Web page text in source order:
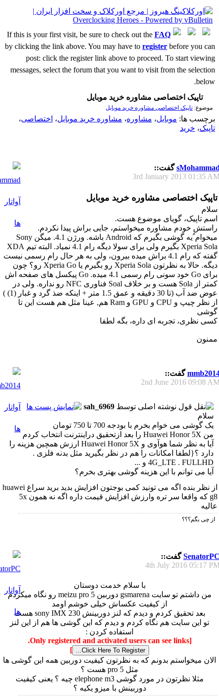
If this is your first visit, be sure to check out the FAQ
by clicking the link above. You may have to register before you can
post: click the register link above to proceed. To start viewing
messages, select the forum that you want to visit from the selection
below.
تاپیک اختصاصی مشاوره خرید موبایل
موضوع: تاپیک اختصاصی مشاوره خرید موبایل
برچسب ها: موبایل، مشاوره، مشاوره خرید موبایل، اختصاصی،
تاپیک، خرید
گفت::
3rd January 2013 01:35
تاپیک اختصاصی مشاوره خرید موبایل
سلام
اسم تاپیک، گویای موضوع هست.
راستش خودم مشاوره میخواستم، جایی براش پیدا نکردم.
میخوام ُیه گوشی بگیرم که Android باشه. ورژن 4.1. میگن Sony
Xperia Sola بگیرم ولی برای سولا دیگه رام 4.1 نمیاد. البته تیم XDA
گفته که رام 4.1 براش میده بیرون، ولی به هر حال رام رسمی نیست
دیگه. حالا به نظرتون Xperia Sola رو بگیرم یا Xperia Go رو؟ چون
برای Go خود سونی رام رسمی 4.1 میده. Go پیکسل های صفحه اش
کمتر از Sola هست و بر خلاف Soal فناوری NFC رو نداره. ولی در
عوض ضد آب (تا 30 دقیقه و عمق 1.5 متر + اینکه ضذ گرد و غبار (1) )
از نظر چیپ و CPU و GPU و Ram هم, عینا مثل هم هست این تا
گوشی
کسی نظری، تجربه ای داره، بگه لطفا
ممنون
گفت::
2nd June 2016 09:08
نوشته اصلی توسط sah_6969
سلام
یک گوشی می خوام بخرم با بودجه 700 تا 750 تومان
من Huawei Honor 5X را بعد ازتحقیق دراینترنت انتخاب کردم
آیا به نظر شما هوآوی و Huawei Honor 5X ارزش همچین هزینه را
دارد ؟{لطفا امکانات را هم در نظر بگیرید مثل بدنه فلزی .
4G_LTE . FULLHD و ...
آیا می توانم با این هزینه گوشی بهتری بخرم؟
از نظر بنده اگه می تونید کمی بوجتون افزایش بدید برید سراغ huawei
g8 که واقعا سر تره وارزش افزایش قیمت داره اگه نه همون 5x
عالیه
از چی بگم؟؟؟
گفت::
4th July 2016 05:17
با سلام خدمت دوستان
من داشتم تو سایت gsmarena دوربین meizu pro 5 رو نگاه میکردم
از کیفیت عکساش خیلی خوشم اومد
بعد تحقیق کردم و دیدم که لنز دوربینش sony IMX 230 هست
تو این سایت هم نگاه کردم و دیدم که این گوشی ها هم از این لنز
استفاده کردن :
[Only registered and activated users can see links.
]
الان میخواستم بدونم که به نظرتون کیفیت دوربین همه این گوشی ها
مثل pro 5 هست ؟
مثلا نظرتون در مورد گوشی elephone m3 چیه ؟ یعنی کیفیت
دوربینش با میزو یکیه ؟